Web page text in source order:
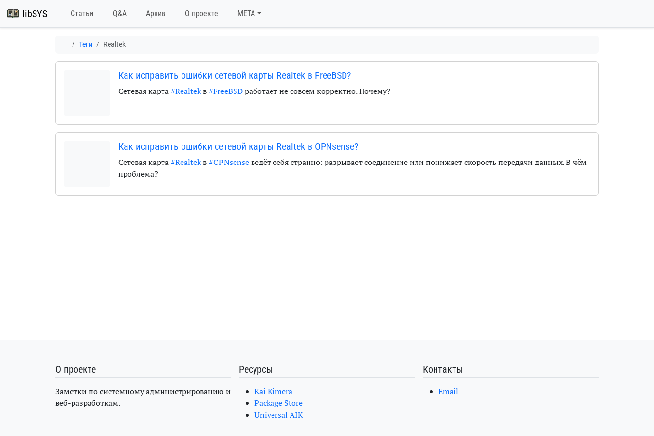
libSYS Статьи Q&A Архив О проекте META
Теги Realtek
Как исправить ошибки сетевой карты Realtek в FreeBSD?
Сетевая карта#Realtekв#FreeBSDработает не совсем корректно. Почему?
Как исправить ошибки сетевой карты Realtek в OPNsense?
Сетевая карта#Realtekв#OPNsenseведёт себя странно: разрывает соединение или понижает скорость передачи данных. В чём
проблема?
О проекте
Заметки по системному администрированию и
веб-разработкам.
Ресурсы
Kai Kimera
Package Store
Universal AIK
Контакты
Email